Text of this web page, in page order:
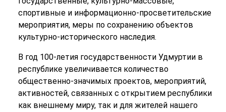
спортивные и информационно-просветительские
мероприятия, меры по сохранению объектов
культурно-исторического наследия.
В год 100-летия государственности Удмуртии в
республике увеличивается количество
общественно-значимых проектов, мероприятий,
активностей, связанных с открытием республики
как внешнему миру, так и для жителей нашего